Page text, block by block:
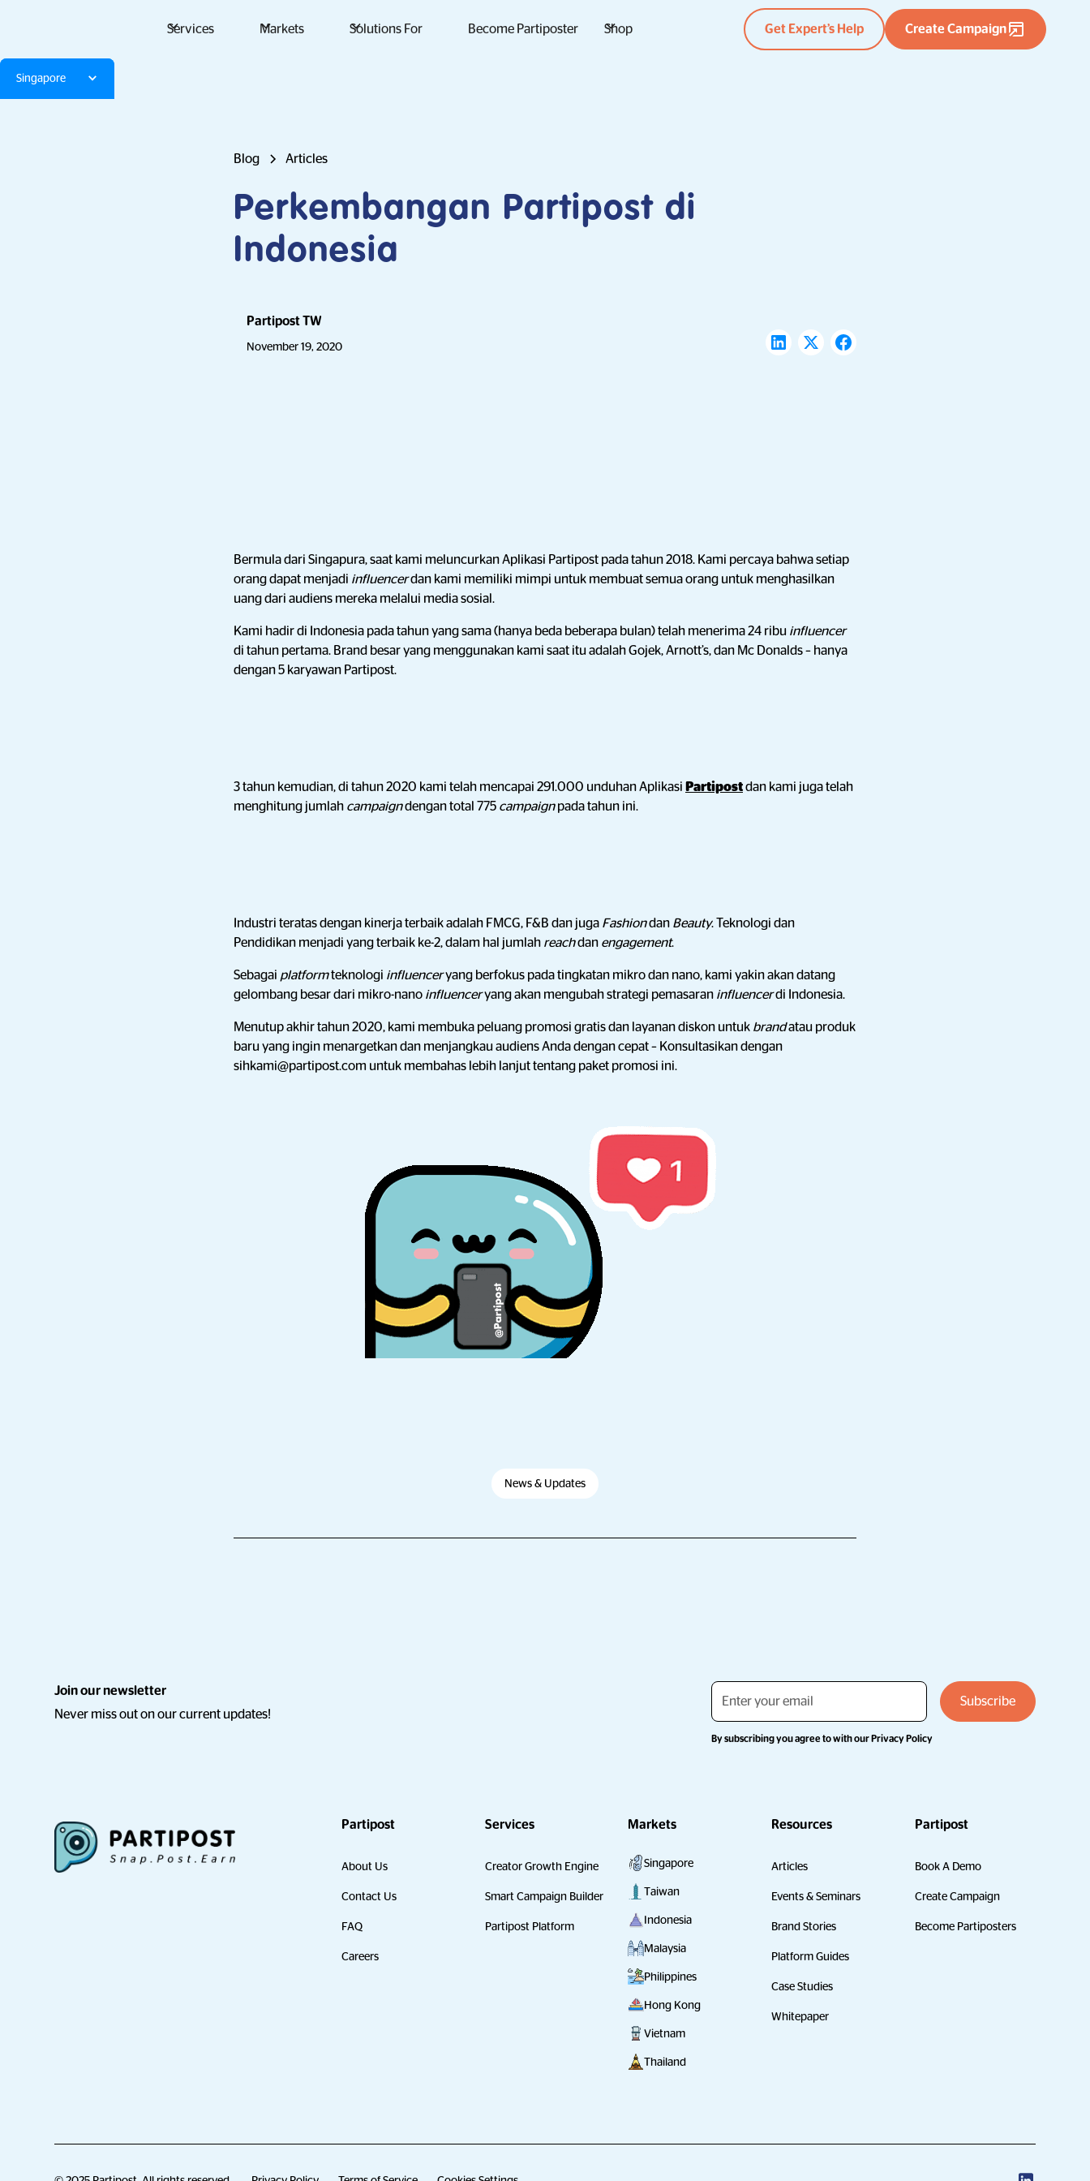
Services Markets Solutions For Become Partiposter Shop Get Expert’s Help Create Campaign
Singapore
Blog Articles
Perkembangan Partipost di
Indonesia
Partipost TW
November 19, 2020
Bermula dari Singapura, saat kami meluncurkan Aplikasi Partipost pada tahun 2018. Kami percaya bahwa setiap
orang dapat menjadi influencerdan kami memiliki mimpi untuk membuat semua orang untuk menghasilkan
uang dari audiens mereka melalui media sosial.
Kami hadir di Indonesia pada tahun yang sama (hanya beda beberapa bulan) telah menerima 24 ribu influencer
di tahun pertama. Brand besar yang menggunakan kami saat itu adalah Gojek, Arnott’s, dan Mc Donalds – hanya
dengan 5 karyawan Partipost.
3 tahun kemudian, di tahun 2020 kami telah mencapai 291.000 unduhan Aplikasi Partipostdan kami juga telah
menghitung jumlah campaigndengan total 775 campaignpada tahun ini.
Industri teratas dengan kinerja terbaik adalah FMCG, F&B dan juga Fashiondan Beauty. Teknologi dan
Pendidikan menjadi yang terbaik ke-2, dalam hal jumlah reachdan engagement.
Sebagai platformteknologi influenceryang berfokus pada tingkatan mikro dan nano, kami yakin akan datang
gelombang besar dari mikro-nano influenceryang akan mengubah strategi pemasaran influencerdi Indonesia.
Menutup akhir tahun 2020, kami membuka peluang promosi gratis dan layanan diskon untuk brandatau produk
baru yang ingin menargetkan dan menjangkau audiens Anda dengan cepat – Konsultasikan dengan
sihkami@partipost.com untuk membahas lebih lanjut tentang paket promosi ini.
News & Updates
Join our newsletter
Never miss out on our current updates!
By subscribing you agree to with ourPrivacy Policy
Partipost
About Us
Contact Us
FAQ
Careers
Services
Creator Growth Engine
Smart Campaign Builder
Partipost Platform
Markets
Singapore
Taiwan
Indonesia
Malaysia
Philippines
Hong Kong
Vietnam
Thailand
Resources
Articles
Events & Seminars
Brand Stories
Platform Guides
Case Studies
Whitepaper
Partipost
Book A Demo
Create Campaign
Become Partiposters